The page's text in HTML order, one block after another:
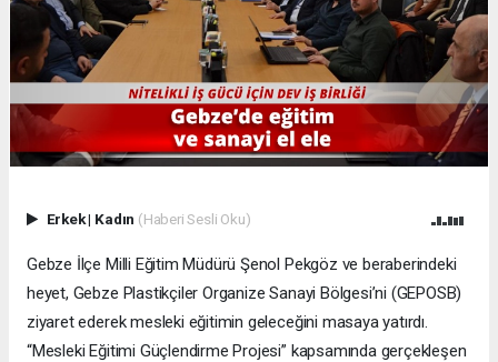
Erkek| Kadın (Haberi Sesli Oku)
Gebze İlçe Milli Eğitim Müdürü Şenol Pekgöz ve beraberindeki
heyet, Gebze Plastikçiler Organize Sanayi Bölgesi’ni (GEPOSB)
ziyaret ederek mesleki eğitimin geleceğini masaya yatırdı.
“Mesleki Eğitimi Güçlendirme Projesi” kapsamında gerçekleşen